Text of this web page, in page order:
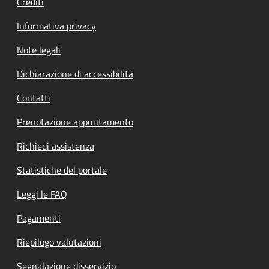
Informativa privacy
Note legali
Dichiarazione di accessibilità
Contatti
Prenotazione appuntamento
Richiedi assistenza
Statistiche del portale
Leggi le FAQ
Pagamenti
Riepilogo valutazioni
Segnalazione disservizio